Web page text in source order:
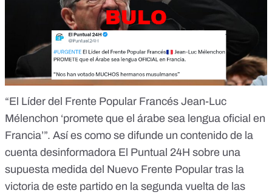
“El Líder del Frente Popular Francés Jean-Luc
Mélenchon ‘promete que el árabe sea lengua oficial en
Francia’”. Así es como se difunde un contenido de la
cuenta desinformadora El Puntual 24H sobre una
supuesta medida del Nuevo Frente Popular tras la
victoria de este partido en la segunda vuelta de las